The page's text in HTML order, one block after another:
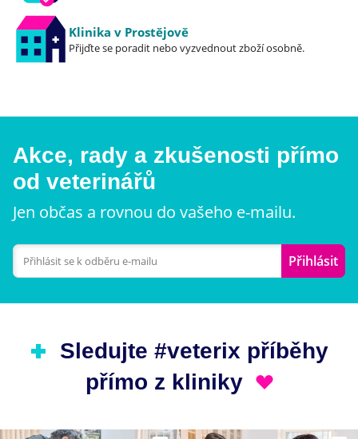
Klinika v Prostějově
Přijďte se poradit nebo vyzvednout zboží osobně.
Akce, rady a zkušenosti přímo
od veterinářů
Jen občas a rovnou do vašeho e-mailu.
Přihlásit
Sledujte #veterix příběhy
přímo z kliniky